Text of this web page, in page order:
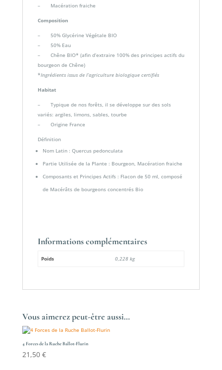
– Macération fraiche
Composition
– 50% Glycérine Végétale BIO
– 50% Eau
– Chêne BIO* (afin d’extraire 100% des principes actifs du
bourgeon de Chêne)
*Ingrédients issus de l’agriculture biologique certifiés
Habitat
– Typique de nos forêts, il se développe sur des sols
variés: argiles, limons, sables, tourbe
– Origine France
Définition
Nom Latin : Quercus pedonculata
Partie Utilisée de la Plante : Bourgeon, Macération fraiche
Composants et Principes Actifs : Flacon de 50 ml, composé
de Macérâts de bourgeons concentrés Bio
Informations complémentaires
Poids 0,228 kg
Vous aimerez peut-être aussi…
4 Forces de la Ruche Ballot-Flurin
21,50 €